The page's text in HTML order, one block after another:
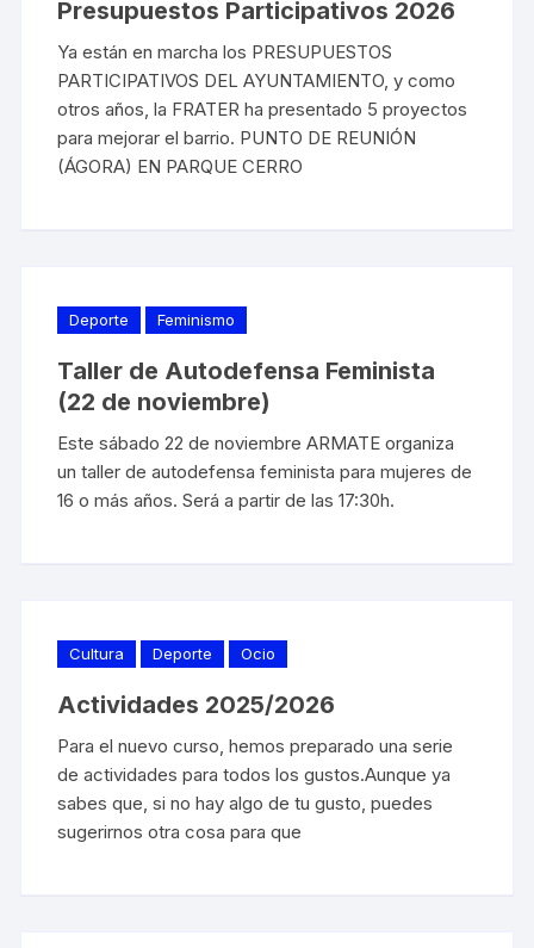
Presupuestos Participativos 2026
Ya están en marcha los PRESUPUESTOS
PARTICIPATIVOS DEL AYUNTAMIENTO, y como
otros años, la FRATER ha presentado 5 proyectos
para mejorar el barrio. PUNTO DE REUNIÓN
(ÁGORA) EN PARQUE CERRO
Deporte Feminismo
Taller de Autodefensa Feminista
(22 de noviembre)
Este sábado 22 de noviembre ARMATE organiza
un taller de autodefensa feminista para mujeres de
16 o más años. Será a partir de las 17:30h.
Cultura Deporte Ocio
Actividades 2025/2026
Para el nuevo curso, hemos preparado una serie
de actividades para todos los gustos.Aunque ya
sabes que, si no hay algo de tu gusto, puedes
sugerirnos otra cosa para que